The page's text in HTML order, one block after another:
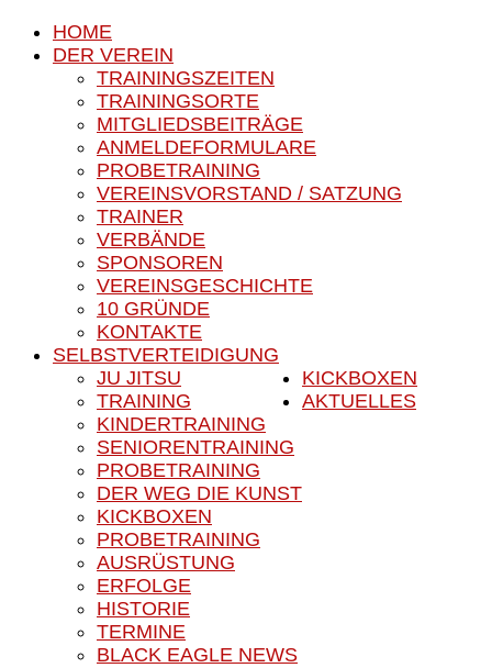
HOME
DER VEREIN
TRAININGSZEITEN
TRAININGSORTE
MITGLIEDSBEITRÄGE
ANMELDEFORMULARE
PROBETRAINING
VEREINSVORSTAND / SATZUNG
TRAINER
VERBÄNDE
SPONSOREN
VEREINSGESCHICHTE
10 GRÜNDE
KONTAKTE
SELBSTVERTEIDIGUNG
JU JITSU
TRAINING
KINDERTRAINING
SENIORENTRAINING
PROBETRAINING
DER WEG DIE KUNST
KICKBOXEN
KICKBOXEN
PROBETRAINING
AUSRÜSTUNG
ERFOLGE
HISTORIE
AKTUELLES
TERMINE
BLACK EAGLE NEWS